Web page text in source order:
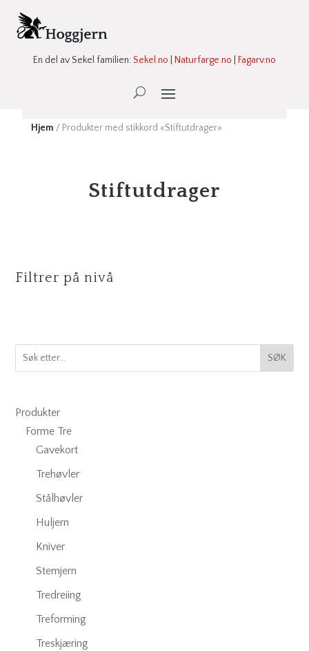
En del av Sekel familien:Sekel.no Naturfarge.no Fagarv.no
Ønskeliste -
Hjem / Produkter med stikkord «Stiftutdrager»
Stiftutdrager
Filtrer på nivå
SØK
Produkter
Forme Tre
Gavekort
Trehøvler
Stålhøvler
Huljern
Kniver
Stemjern
Tredreiing
Treforming
Treskjæring